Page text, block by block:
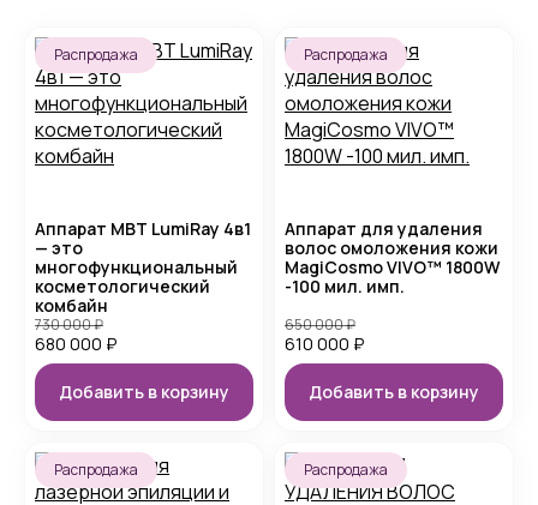
Распродажа
Аппарат MBT LumiRay 4в1
— это
многофункциональный
косметологический
комбайн
680 000 ₽
730 000₽
Добавить в корзину
Распродажа
Аппарат для удаления
волос омоложения кожи
MagiCosmo VIVO™ 1800W
-100 мил. имп.
610 000 ₽
650 000₽
Добавить в корзину
Распродажа Распродажа